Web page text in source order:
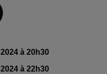
à 20h30
à 22h30